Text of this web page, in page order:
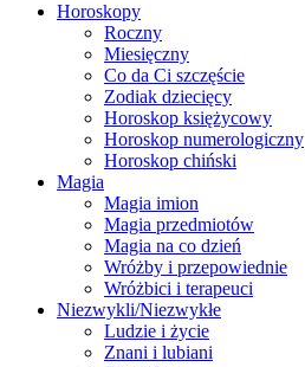
Horoskopy
Roczny
Miesięczny
Co da Ci szczęście
Zodiak dziecięcy
Horoskop księżycowy
Horoskop numerologiczny
Horoskop chiński
Magia
Magia imion
Magia przedmiotów
Magia na co dzień
Wróżby i przepowiednie
Wróżbici i terapeuci
Niezwykli/Niezwykłe
Ludzie i życie
Znani i lubiani